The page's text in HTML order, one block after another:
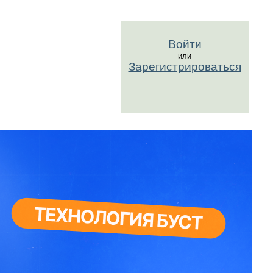
Войти
или
Зарегистрироваться